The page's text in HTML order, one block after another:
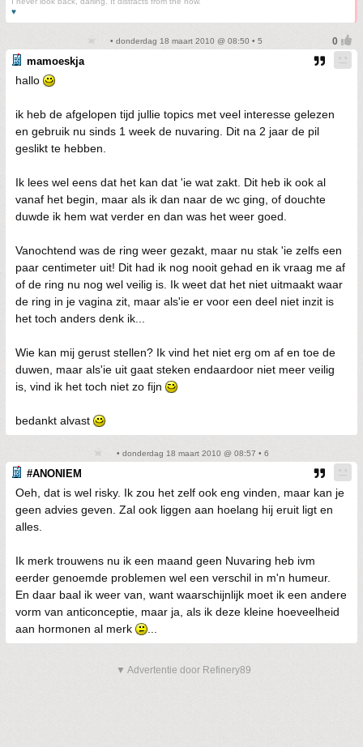
♥
• donderdag 18 maart 2010 @ 08:50 • 5
mamoeskja
hallo
ik heb de afgelopen tijd jullie topics met veel interesse gelezen
en gebruik nu sinds 1 week de nuvaring. Dit na 2 jaar de pil
geslikt te hebben.
Ik lees wel eens dat het kan dat 'ie wat zakt. Dit heb ik ook al
vanaf het begin, maar als ik dan naar de wc ging, of douchte
duwde ik hem wat verder en dan was het weer goed.
Vanochtend was de ring weer gezakt, maar nu stak 'ie zelfs een
paar centimeter uit! Dit had ik nog nooit gehad en ik vraag me af
of de ring nu nog wel veilig is. Ik weet dat het niet uitmaakt waar
de ring in je vagina zit, maar als'ie er voor een deel niet inzit is
het toch anders denk ik...
Wie kan mij gerust stellen? Ik vind het niet erg om af en toe de
duwen, maar als'ie uit gaat steken endaardoor niet meer veilig
is, vind ik het toch niet zo fijn
bedankt alvast
• donderdag 18 maart 2010 @ 08:57 • 6
#ANONIEM
Oeh, dat is wel risky. Ik zou het zelf ook eng vinden, maar kan je
geen advies geven. Zal ook liggen aan hoelang hij eruit ligt en
alles.
Ik merk trouwens nu ik een maand geen Nuvaring heb ivm
eerder genoemde problemen wel een verschil in m'n humeur.
En daar baal ik weer van, want waarschijnlijk moet ik een andere
vorm van anticonceptie, maar ja, als ik deze kleine hoeveelheid
aan hormonen al merk
▼ Advertentie door Refinery89